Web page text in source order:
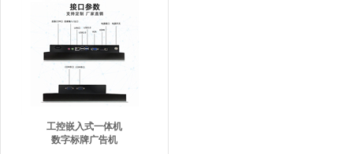
数字标牌广告机